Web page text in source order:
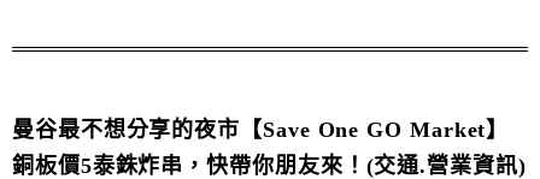
曼谷最不想分享的夜市【Save One GO Market】
銅板價5泰銖炸串，快帶你朋友來！(交通.營業資訊)